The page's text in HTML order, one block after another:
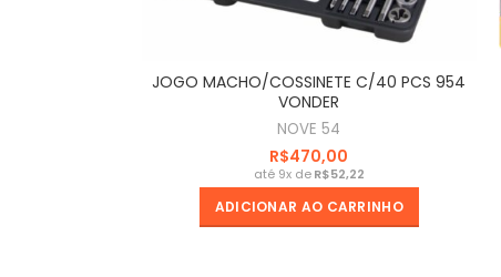
JOGO MACHO/COSSINETE C/40 PCS 954
VONDER
NOVE 54
R$
R$
ADICIONAR AO CARRINHO